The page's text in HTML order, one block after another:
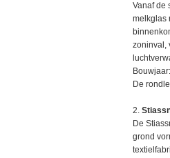
Vanaf de
melkglas
zoninval,
De
2.
De
grond